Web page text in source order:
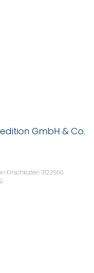
GmbH & Co.
Kirschkaten 3123560